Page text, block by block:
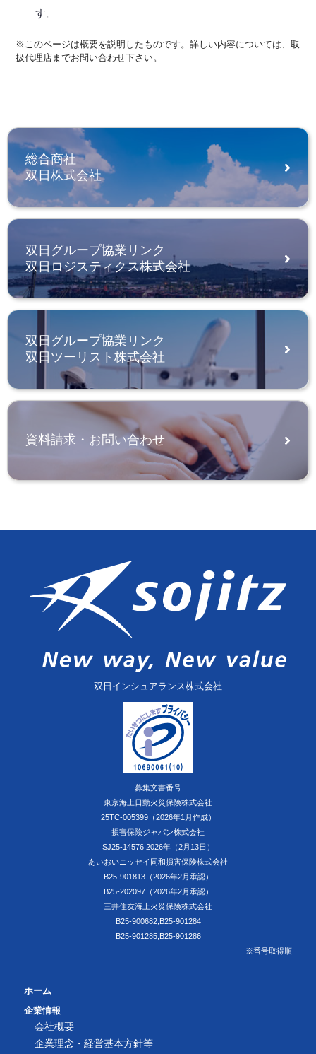
す。
※このページは概要を説明したものです。詳しい内容については、取
扱代理店までお問い合わせ下さい。
総合商社
双日株式会社
双日グループ協業リンク
双日ロジスティクス株式会社
双日グループ協業リンク
双日ツーリスト株式会社
資料請求・お問い合わせ
双日インシュアランス株式会社
募集文書番号
東京海上日動火災保険株式会社
25TC-005399（2026年1月作成）
損害保険ジャパン株式会社
SJ25-14576 2026年（2月13日）
あいおいニッセイ同和損害保険株式会社
B25-901813（2026年2月承認）
B25-202097（2026年2月承認）
三井住友海上火災保険株式会社
B25-900682,B25-901284
B25-901285,B25-901286
※番号取得順
ホーム
企業情報
会社概要
企業理念・経営基本方針等